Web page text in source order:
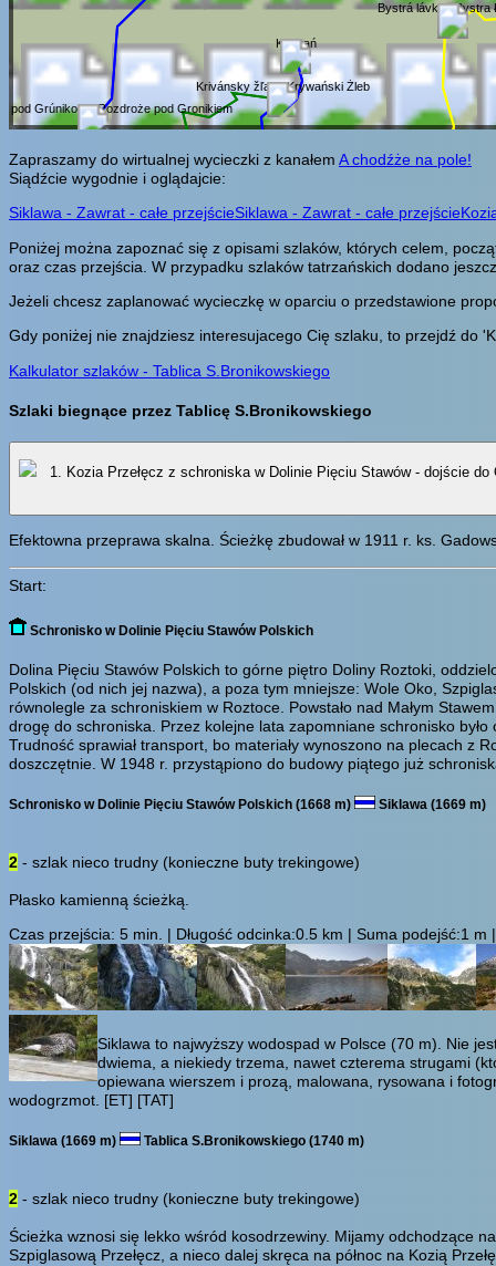
Bystrá lávka / Bystra
Krivánsky žľab / Krywański Żleb
Krywań
pod Grúnikom / Rozdroże pod Gronikiem
Zapraszamy do wirtualnej wycieczki z kanałem A chodźże na pole!
Siądźcie wygodnie i oglądajcie:
Siklawa - Zawrat - całe przejścieSiklawa - Zawrat - całe przejście
Poniżej można zapoznać się z opisami szlaków, których celem,
oraz czas przejścia. W przypadku szlaków tatrzańskich dodano
Jeżeli chcesz zaplanować wycieczkę w oparciu o przedstawione
Gdy poniżej nie znajdziesz interesujacego Cię szlaku, to przejdź do
Kalkulator szlaków - Tablica S.Bronikowskiego
Szlaki biegnące przez Tablicę S.Bronikowskiego
1. Kozia Przełęcz z schroniska w Dolinie Pięciu Stawów - dojście do
Efektowna przeprawa skalna. Ścieżkę zbudował w 1911 r. ks.
Start:
Schronisko w Dolinie Pięciu Stawów Polskich
Dolina Pięciu Stawów Polskich to górne piętro Doliny Roztoki,
Polskich (od nich jej nazwa), a poza tym mniejsze: Wole Oko,
równolegle za schroniskiem w Roztoce. Powstało nad Małym
drogę do schroniska. Przez kolejne lata zapomniane schronisko
Trudność sprawiał transport, bo materiały wynoszono na plecach z
doszczętnie. W 1948 r. przystąpiono do budowy piątego już
Schronisko w Dolinie Pięciu Stawów Polskich (1668 m) Siklawa (1669 m)
2 - szlak nieco trudny (konieczne buty trekingowe)
Płasko kamienną ścieżką.
Czas przejścia: 5 min. | Długość odcinka:0.5 km | Suma podejść:1
Siklawa to najwyższy wodospad w Polsce (70 m). Nie
dwiema, a niekiedy trzema, nawet czterema strugami
opiewana wierszem i prozą, malowana, rysowana i
wodogrzmot. [ET] [TAT]
Siklawa (1669 m) Tablica S.Bronikowskiego (1740 m)
2 - szlak nieco trudny (konieczne buty trekingowe)
Ścieżka wznosi się lekko wśród kosodrzewiny. Mijamy odchodzące
Szpiglasową Przełęcz, a nieco dalej skręca na północ na Kozią